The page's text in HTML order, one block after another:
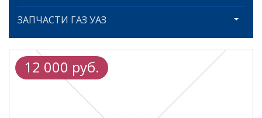
ЗАПЧАСТИ ГАЗ УАЗ
12 000 руб.